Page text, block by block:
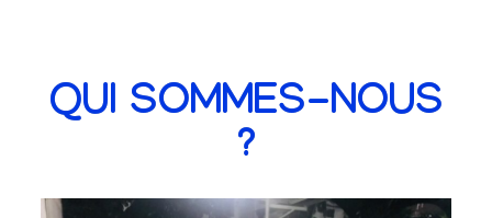
QUI SOMMES-NOUS
?